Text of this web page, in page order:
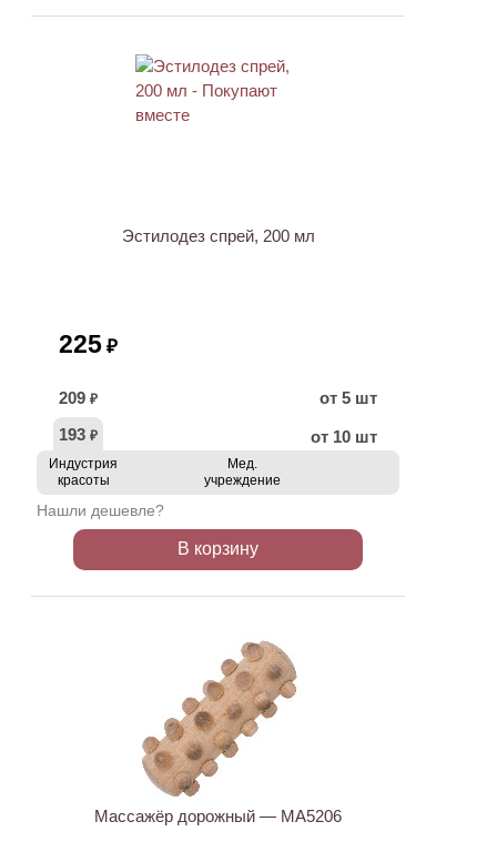
Эстилодез спрей, 200 мл
225 ₽
209 ₽
от 5 шт
193 ₽ от 10 шт
Индустрия
красоты
Мед.
учреждение
Нашли дешевле?
В корзину
Массажёр дорожный — МА5206